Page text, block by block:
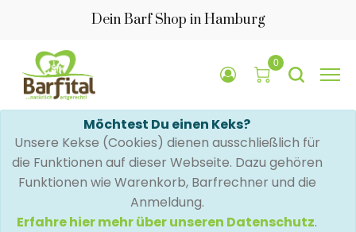
Dein Barf Shop in Hamburg
0
Möchtest Du einen Keks?
Unsere Kekse (Cookies) dienen ausschließlich für
die Funktionen auf dieser Webseite. Dazu gehören
Funktionen wie Warenkorb, Barfrechner und die
Anmeldung.
Erfahre hier mehr über unseren Datenschutz.